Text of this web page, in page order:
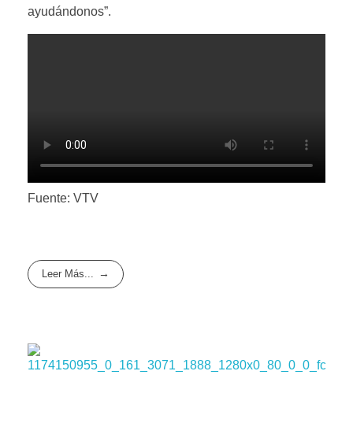
ayudándonos”.
Fuente: VTV
Leer Más...